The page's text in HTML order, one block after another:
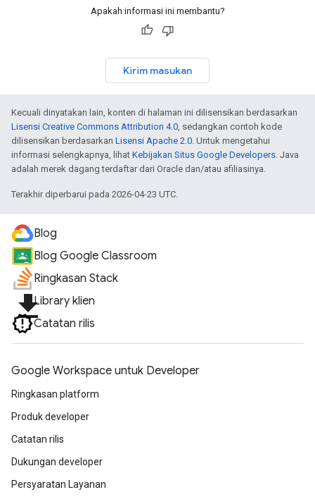
Apakah informasi ini membantu?
Kirim masukan
Kecuali dinyatakan lain, konten di halaman ini dilisensikan berdasarkan
Lisensi Creative Commons Attribution 4.0, sedangkan contoh kode
dilisensikan berdasarkan Lisensi Apache 2.0. Untuk mengetahui
informasi selengkapnya, lihat Kebijakan Situs Google Developers. Java
adalah merek dagang terdaftar dari Oracle dan/atau afiliasinya.
Terakhir diperbarui pada 2026-04-23 UTC.
Blog
Blog Google Classroom
Ringkasan Stack
file_downloadLibrary klien
Catatan rilis
Google Workspace untuk Developer
Ringkasan platform
Produk developer
Catatan rilis
Dukungan developer
Persyaratan Layanan